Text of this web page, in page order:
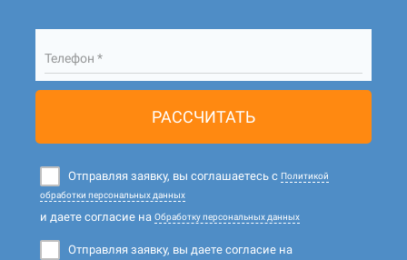
Телефон *
РАССЧИТАТЬ
Отправляя заявку, вы соглашаетесь с Политикой
обработки персональных данных
и даете согласие на Обработку персональных данных
Отправляя заявку, вы даете согласие на